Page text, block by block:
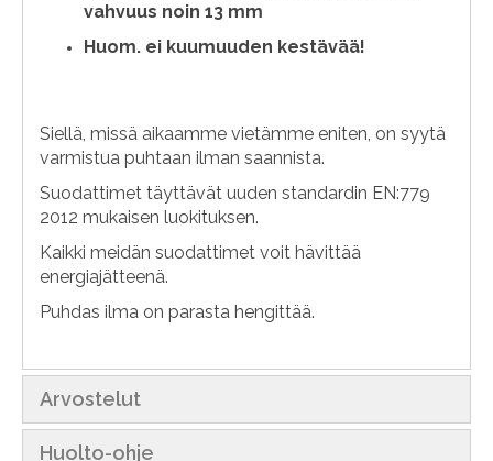
vahvuus noin 13 mm
Huom. ei kuumuuden kestävää!
Siellä, missä aikaamme vietämme eniten, on syytä
varmistua puhtaan ilman saannista.
Suodattimet täyttävät uuden standardin EN:779
2012 mukaisen luokituksen.
Kaikki meidän suodattimet voit hävittää
energiajätteenä.
Puhdas ilma on parasta hengittää.
Arvostelut
Huolto-ohje